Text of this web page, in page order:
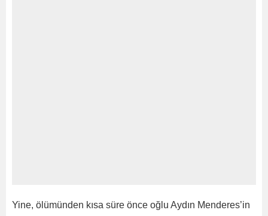
Yine, ölümünden kısa süre önce oğlu Aydın Menderes’in